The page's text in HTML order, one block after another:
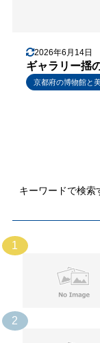
2026年6月14日
ギャラリー揺
京都府の博物館と
1
2